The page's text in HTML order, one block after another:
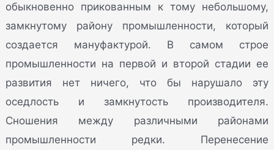
обыкновенно прикованным к тому небольшому,
замкнутому району промышленности, который
создается мануфактурой. В самом строе
промышленности на первой и второй стадии ее
развития нет ничего, что бы нарушало эту
оседлость и замкнутость производителя.
Сношения между различными районами
промышленности редки. Перенесение